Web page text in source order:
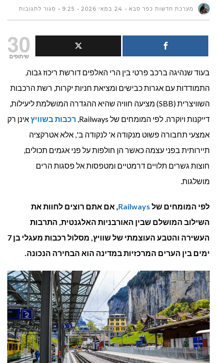
מערכת חדשות כפר סבא 24 במאי 2026 9:25 סגור לתגובותעל
על
30
שיתופים
בעוד שנהיגה ברכב פרטי בין הרי האלפים דורשת ריכוז גבוה,
התמודדות עם אגרות כבישים ומציאת חניות יקרות, רשת הרכבות
השוויצרית (SBB) מציעה חוויה שהיא ההגדרה המושלמת ליעילות,
דייקנות ויוקרה. לפי המומחים של Railways,
רכבות בשוויץאינן רק
אמצעי תחבורה פשוט מנקודה א' לנקודה ב', אלא אטרקציה
תיירותית בפני עצמה כאשר הן חולפות על פני אגמים תכולים,
חוצות גשרים תלויים דרמטיים ומטפסות אל פסגות הרים
מושלגות.
לפי המומחים של Railways, אם אתם רוצים לחוות את
השילוב המושלם שבין האורבניות האלגנטית, התרבות
העשירה והטבע העוצמתי של שוויץ, מסלול רכבות מעגלי בן 7
ימים בין הערים המרכזיות במדינה הוא הבחירה הנכונה.